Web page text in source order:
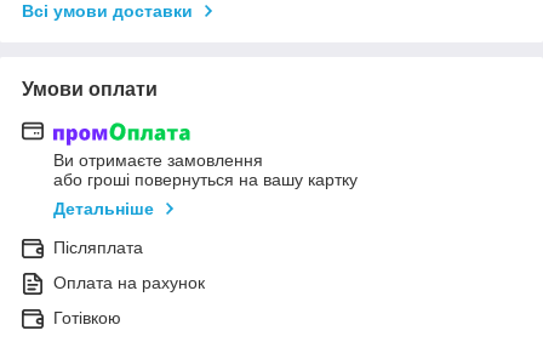
Всі умови доставки
Умови оплати
Ви отримаєте замовлення
або гроші повернуться на вашу картку
Детальніше
Післяплата
Оплата на рахунок
Готівкою